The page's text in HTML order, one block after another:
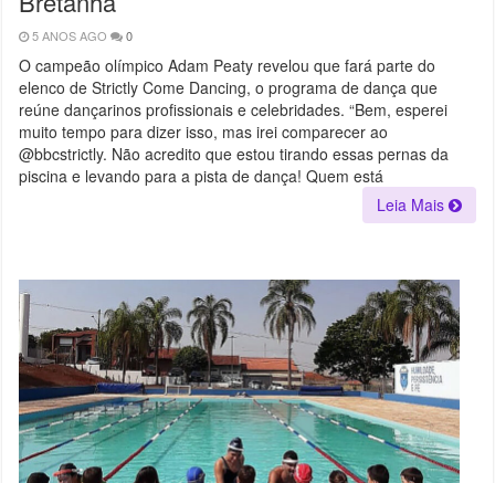
5 ANOS AGO 0
O campeão olímpico Adam Peaty revelou que fará parte do
elenco de Strictly Come Dancing, o programa de dança que
reúne dançarinos profissionais e celebridades. “Bem, esperei
muito tempo para dizer isso, mas irei comparecer ao
@bbcstrictly. Não acredito que estou tirando essas pernas da
piscina e levando para a pista de dança! Quem está
Leia Mais